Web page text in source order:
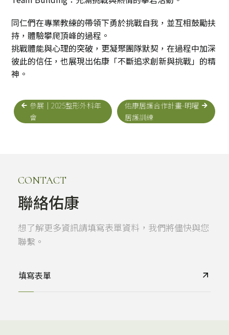
同仁們在專業教練的帶領下勇於挑戰自我，並互相鼓勵扶
持，體驗攀爬頂峰的過程。
挑戰體能與心理的突破，更凝聚團隊默契，在過程中加深
彼此的信任，也展現出佑康「不斷追求創新與挑戰」的精
神。
參展｜2025整形外科年
會
佑康居護合作計畫-明曜
居護訓練
CONTACT
聯絡佑康
想了解更多資訊請填寫表單資料，我們將儘快與您
聯繫。
填寫表單